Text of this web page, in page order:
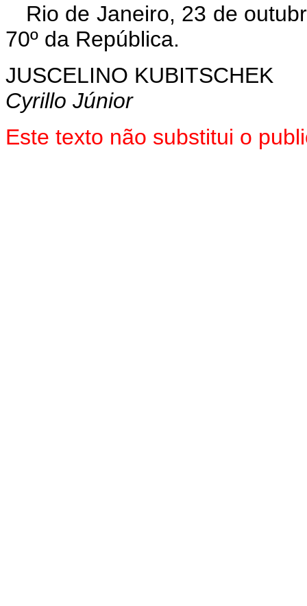
Rio de Janeiro, 23 de
70º da República.
JUSCELINO KUBITSCHEK
Cyrillo Júnior
Este texto não substitui o